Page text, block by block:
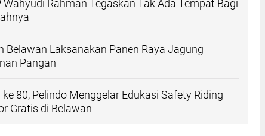
Wahyudi Rahman Tegaskan Tak Ada Tempat Bagi
Belawan Laksanakan Panen Raya Jagung
Pangan
80, Pelindo Menggelar Edukasi Safety Riding
Gratis di Belawan